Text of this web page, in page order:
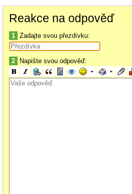
Reakce na odpověď
1 Zadajte svou přezdívku:
2 Napište svou odpověď: